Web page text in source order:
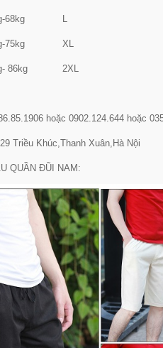
68kg L
75kg XL
86kg 2XL
hoặc 0902.124.644 hoặc
Triều Khúc,Thanh Xuân,Hà Nội
QUẦN ĐŨI NAM: